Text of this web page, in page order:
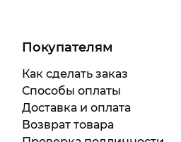
Покупателям
Как сделать заказ
Способы оплаты
Доставка и оплата
Возврат товара